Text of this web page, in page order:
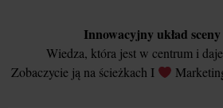
Innowacyjny układ
Wiedza, która jest w centrum i
Zobaczycie ją na ścieżkach I